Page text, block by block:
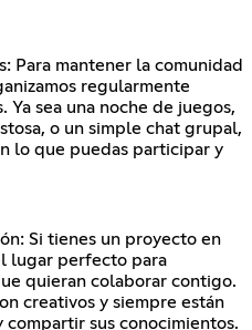
Para mantener la comunidad
regularmente
Ya sea una noche de juegos,
o un simple chat grupal,
lo que puedas participar y
Si tienes un proyecto en
lugar perfecto para
quieran colaborar contigo.
creativos y siempre están
compartir sus conocimientos.